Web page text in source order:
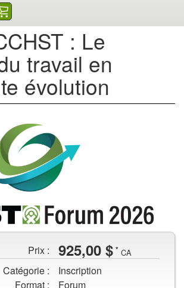
: Le
travail en
évolution
Prix : 925,00 $ * CA
Catégorie :
Inscription
Format :
Forum